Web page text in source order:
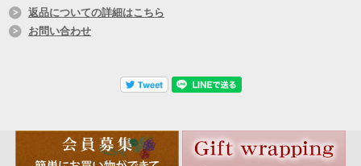
返品についての詳細はこちら
お問い合わせ